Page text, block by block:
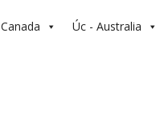
Canada Úc - Australia